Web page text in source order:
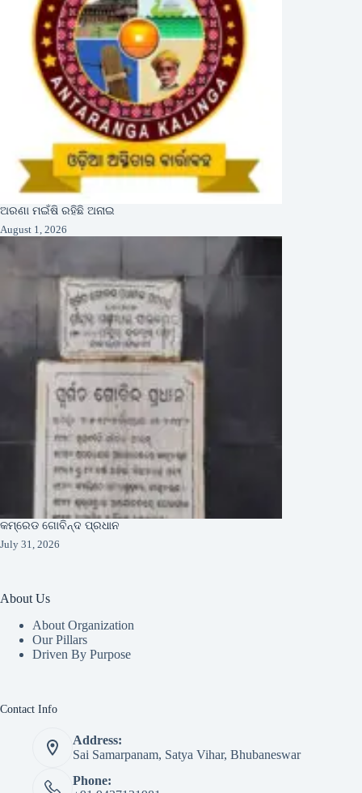
ଅରଣା ମଇଁଷି ରହିଛି ଅନାଇ
August 1, 2026
କମ୍ରେଡ ଗୋବିନ୍ଦ ପ୍ରଧାନ
July 31, 2026
About Us
About Organization
Our Pillars
Driven By Purpose​
Contact Info
Address:
Sai Samarpanam, Satya Vihar, Bhubaneswar
Phone: